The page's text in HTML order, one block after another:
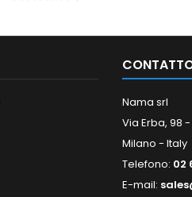
Nama srl
Via Erba, 98
Milano - Italy
Telefono: 02
E-mail: